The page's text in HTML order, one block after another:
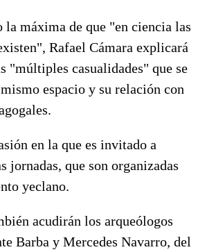
la máxima de que "en ciencia las
Rafael Cámara explicará
"múltiples casualidades" que se
espacio y su relación con
en la que es invitado a
jornadas, que son organizadas
yeclano.
acudirán los arqueólogos
Barba y Mercedes Navarro, del